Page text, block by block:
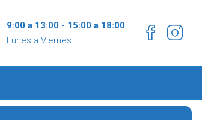
9:00 a 13:00 - 15:00 a 18:00
Lunes a Viernes